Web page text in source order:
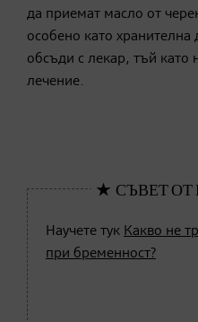
да приемат масло от
особено като хранителна
обсъди с лекар, тъй като
лечение.
Научете тук Какво не
при бременност?